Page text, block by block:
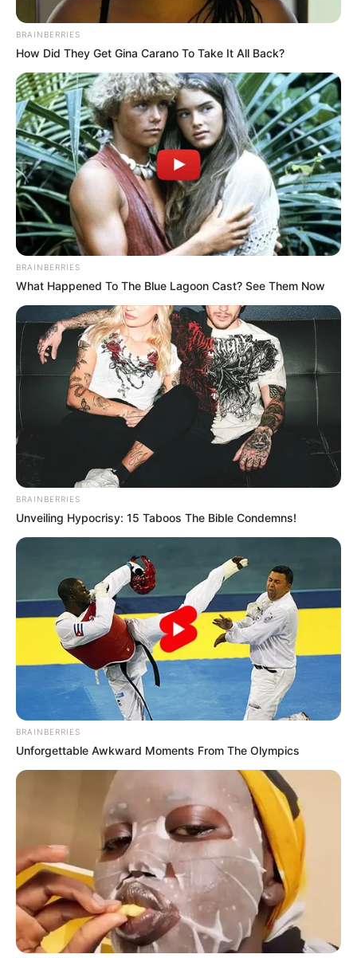
BRAINBERRIES
How Did They Get Gina Carano To Take It All Back?
BRAINBERRIES
What Happened To The Blue Lagoon Cast? See Them Now
BRAINBERRIES
Unveiling Hypocrisy: 15 Taboos The Bible Condemns!
BRAINBERRIES
Unforgettable Awkward Moments From The Olympics